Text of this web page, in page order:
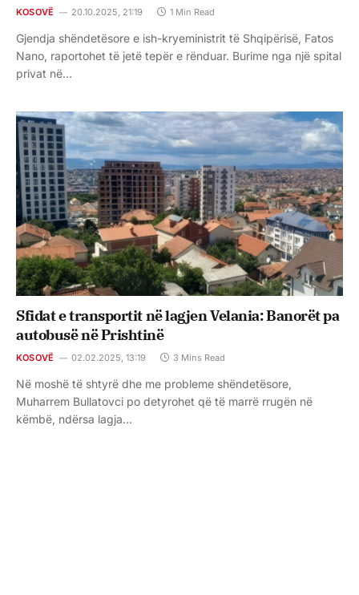
KOSOVË 20.10.2025, 21:19 1 Min Read
Gjendja shëndetësore e ish-kryeministrit të Shqipërisë, Fatos
Nano, raportohet të jetë tepër e rënduar. Burime nga një spital
privat në…
Sfidat e transportit në lagjen Velania: Banorët pa
autobusë në Prishtinë
KOSOVË 02.02.2025, 13:19 3 Mins Read
Në moshë të shtyrë dhe me probleme shëndetësore,
Muharrem Bullatovci po detyrohet që të marrë rrugën në
këmbë, ndërsa lagja…